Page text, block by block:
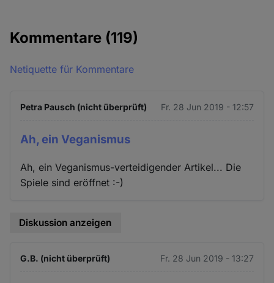
Kommentare (119)
Netiquette für Kommentare
Petra Pausch (nicht überprüft) Fr. 28 Jun 2019 - 12:57
Ah, ein Veganismus
Ah, ein Veganismus-verteidigender Artikel... Die
Spiele sind eröffnet :-)
Diskussion anzeigen
G.B. (nicht überprüft) Fr. 28 Jun 2019 - 13:27